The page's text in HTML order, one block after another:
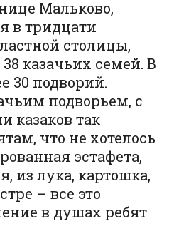
Мальково,
в тридцати
столицы,
казачьих семей. В
30 подворий.
подворьем, с
казаков так
что не хотелось
эстафета,
из лука, картошка,
– все это
в душах ребят